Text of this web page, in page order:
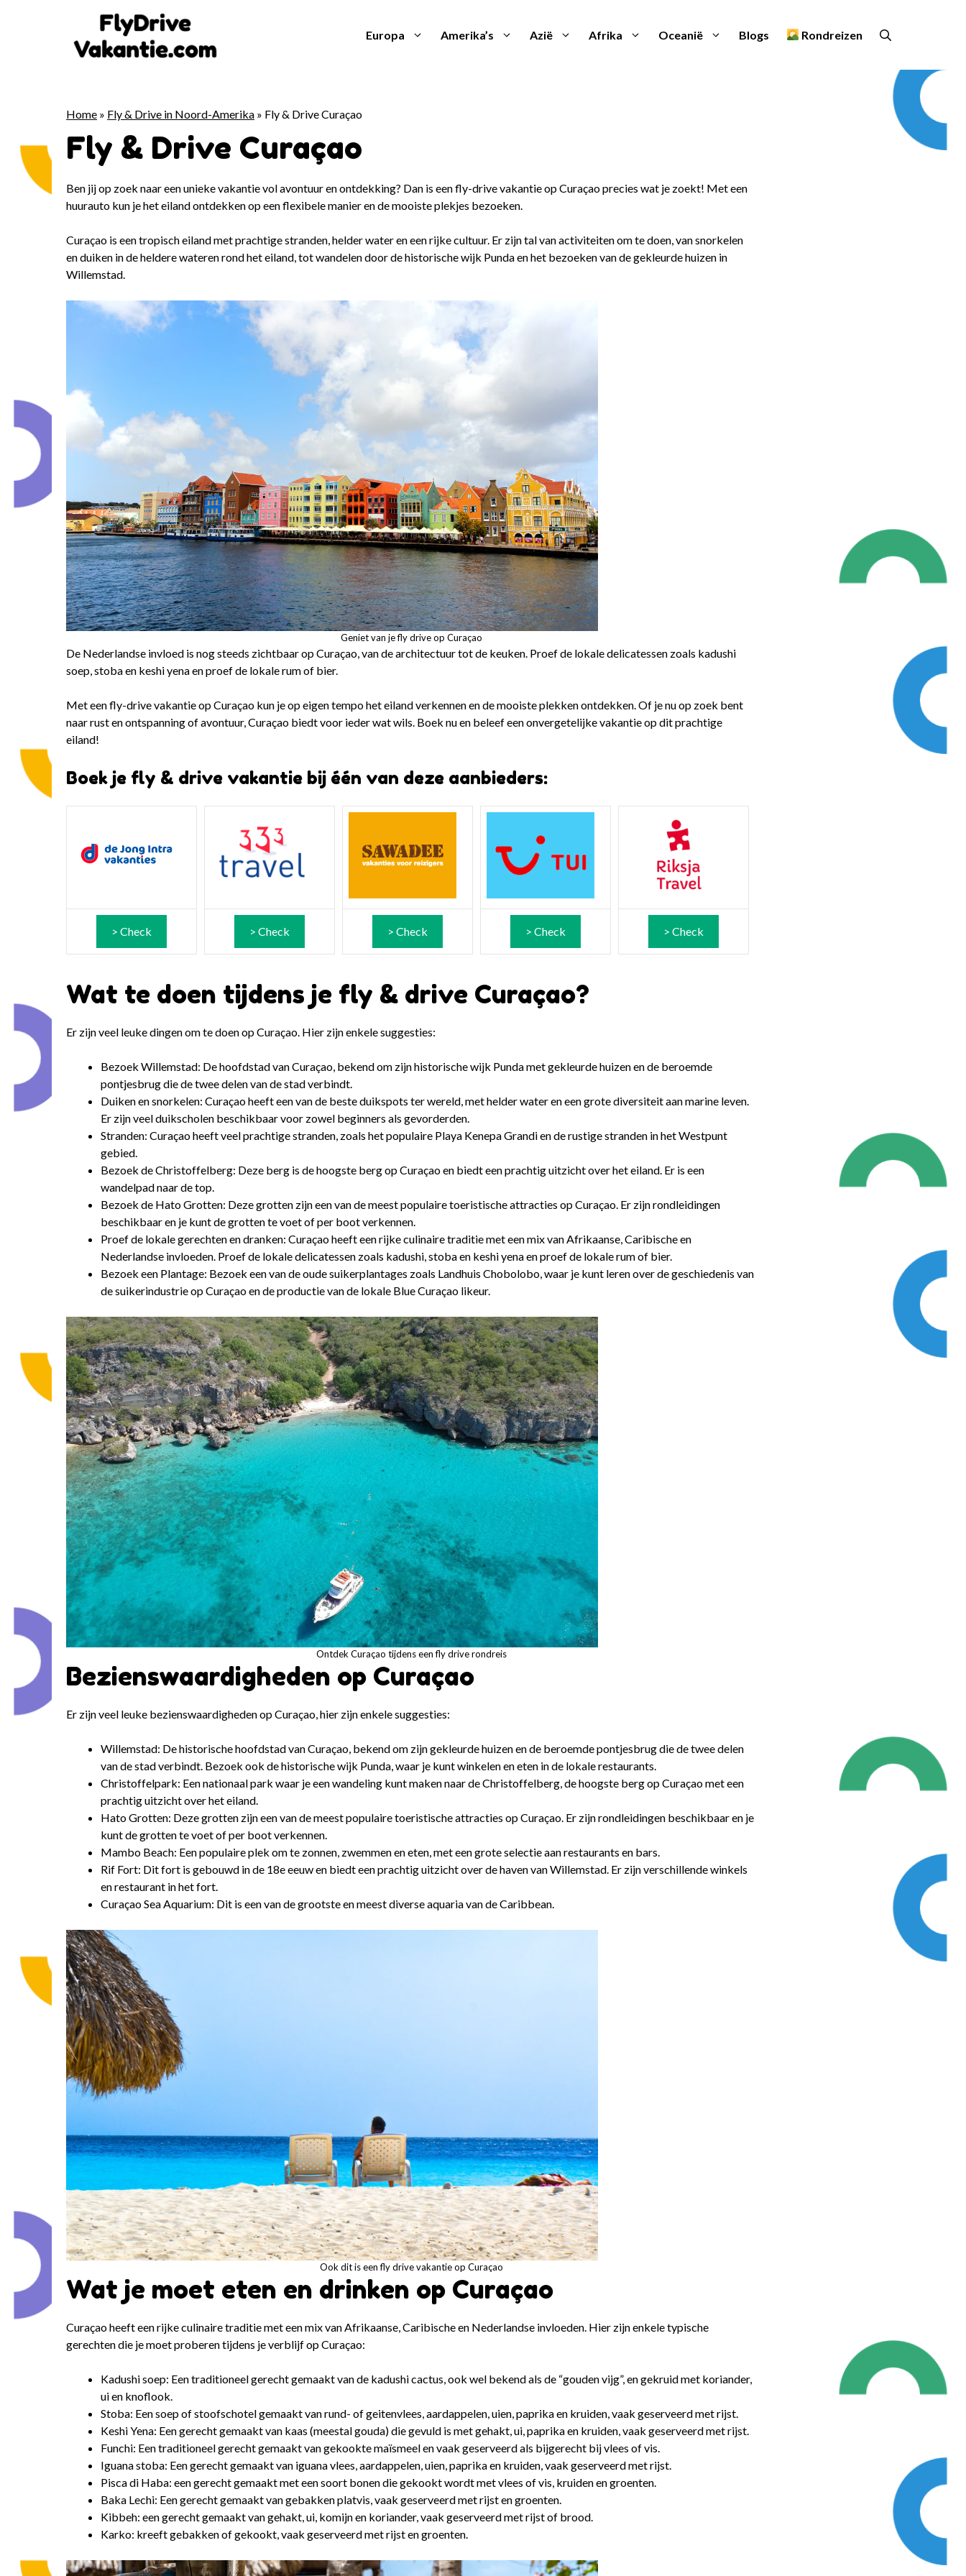
Europa Amerika’s Azië Afrika Oceanië Blogs Rondreizen
Home » Fly & Drive in Noord-Amerika » Fly & Drive Curaçao
Fly & Drive Curaçao
Ben jij op zoek naar een unieke vakantie vol avontuur en ontdekking? Dan is een fly-drive vakantie op Curaçao precies wat je zoekt! Met een
huurauto kun je het eiland ontdekken op een flexibele manier en de mooiste plekjes bezoeken.
Curaçao is een tropisch eiland met prachtige stranden, helder water en een rijke cultuur. Er zijn tal van activiteiten om te doen, van snorkelen
en duiken in de heldere wateren rond het eiland, tot wandelen door de historische wijk Punda en het bezoeken van de gekleurde huizen in
Willemstad.
Geniet van je fly drive op Curaçao
De Nederlandse invloed is nog steeds zichtbaar op Curaçao, van de architectuur tot de keuken. Proef de lokale delicatessen zoals kadushi
soep, stoba en keshi yena en proef de lokale rum of bier.
Met een fly-drive vakantie op Curaçao kun je op eigen tempo het eiland verkennen en de mooiste plekken ontdekken. Of je nu op zoek bent
naar rust en ontspanning of avontuur, Curaçao biedt voor ieder wat wils. Boek nu en beleef een onvergetelijke vakantie op dit prachtige
eiland!
Boek je fly & drive vakantie bij één van deze aanbieders:
> Check > Check > Check > Check > Check
Wat te doen tijdens je fly & drive Curaçao?
Er zijn veel leuke dingen om te doen op Curaçao. Hier zijn enkele suggesties:
Bezoek Willemstad: De hoofdstad van Curaçao, bekend om zijn historische wijk Punda met gekleurde huizen en de beroemde
pontjesbrug die de twee delen van de stad verbindt.
Duiken en snorkelen: Curaçao heeft een van de beste duikspots ter wereld, met helder water en een grote diversiteit aan marine leven.
Er zijn veel duikscholen beschikbaar voor zowel beginners als gevorderden.
Stranden: Curaçao heeft veel prachtige stranden, zoals het populaire Playa Kenepa Grandi en de rustige stranden in het Westpunt
gebied.
Bezoek de Christoffelberg: Deze berg is de hoogste berg op Curaçao en biedt een prachtig uitzicht over het eiland. Er is een
wandelpad naar de top.
Bezoek de Hato Grotten: Deze grotten zijn een van de meest populaire toeristische attracties op Curaçao. Er zijn rondleidingen
beschikbaar en je kunt de grotten te voet of per boot verkennen.
Proef de lokale gerechten en dranken: Curaçao heeft een rijke culinaire traditie met een mix van Afrikaanse, Caribische en
Nederlandse invloeden. Proef de lokale delicatessen zoals kadushi, stoba en keshi yena en proef de lokale rum of bier.
Bezoek een Plantage: Bezoek een van de oude suikerplantages zoals Landhuis Chobolobo, waar je kunt leren over de geschiedenis van
de suikerindustrie op Curaçao en de productie van de lokale Blue Curaçao likeur.
Ontdek Curaçao tijdens een fly drive rondreis
Bezienswaardigheden op Curaçao
Er zijn veel leuke bezienswaardigheden op Curaçao, hier zijn enkele suggesties:
Willemstad: De historische hoofdstad van Curaçao, bekend om zijn gekleurde huizen en de beroemde pontjesbrug die de twee delen
van de stad verbindt. Bezoek ook de historische wijk Punda, waar je kunt winkelen en eten in de lokale restaurants.
Christoffelpark: Een nationaal park waar je een wandeling kunt maken naar de Christoffelberg, de hoogste berg op Curaçao met een
prachtig uitzicht over het eiland.
Hato Grotten: Deze grotten zijn een van de meest populaire toeristische attracties op Curaçao. Er zijn rondleidingen beschikbaar en je
kunt de grotten te voet of per boot verkennen.
Mambo Beach: Een populaire plek om te zonnen, zwemmen en eten, met een grote selectie aan restaurants en bars.
Rif Fort: Dit fort is gebouwd in de 18e eeuw en biedt een prachtig uitzicht over de haven van Willemstad. Er zijn verschillende winkels
en restaurant in het fort.
Curaçao Sea Aquarium: Dit is een van de grootste en meest diverse aquaria van de Caribbean.
Ook dit is een fly drive vakantie op Curaçao
Wat je moet eten en drinken op Curaçao
Curaçao heeft een rijke culinaire traditie met een mix van Afrikaanse, Caribische en Nederlandse invloeden. Hier zijn enkele typische
gerechten die je moet proberen tijdens je verblijf op Curaçao:
Kadushi soep: Een traditioneel gerecht gemaakt van de kadushi cactus, ook wel bekend als de “gouden vijg”, en gekruid met koriander,
ui en knoflook.
Stoba: Een soep of stoofschotel gemaakt van rund- of geitenvlees, aardappelen, uien, paprika en kruiden, vaak geserveerd met rijst.
Keshi Yena: Een gerecht gemaakt van kaas (meestal gouda) die gevuld is met gehakt, ui, paprika en kruiden, vaak geserveerd met rijst.
Funchi: Een traditioneel gerecht gemaakt van gekookte maïsmeel en vaak geserveerd als bijgerecht bij vlees of vis.
Iguana stoba: Een gerecht gemaakt van iguana vlees, aardappelen, uien, paprika en kruiden, vaak geserveerd met rijst.
Pisca di Haba: een gerecht gemaakt met een soort bonen die gekookt wordt met vlees of vis, kruiden en groenten.
Baka Lechi: Een gerecht gemaakt van gebakken platvis, vaak geserveerd met rijst en groenten.
Kibbeh: een gerecht gemaakt van gehakt, ui, komijn en koriander, vaak geserveerd met rijst of brood.
Karko: kreeft gebakken of gekookt, vaak geserveerd met rijst en groenten.